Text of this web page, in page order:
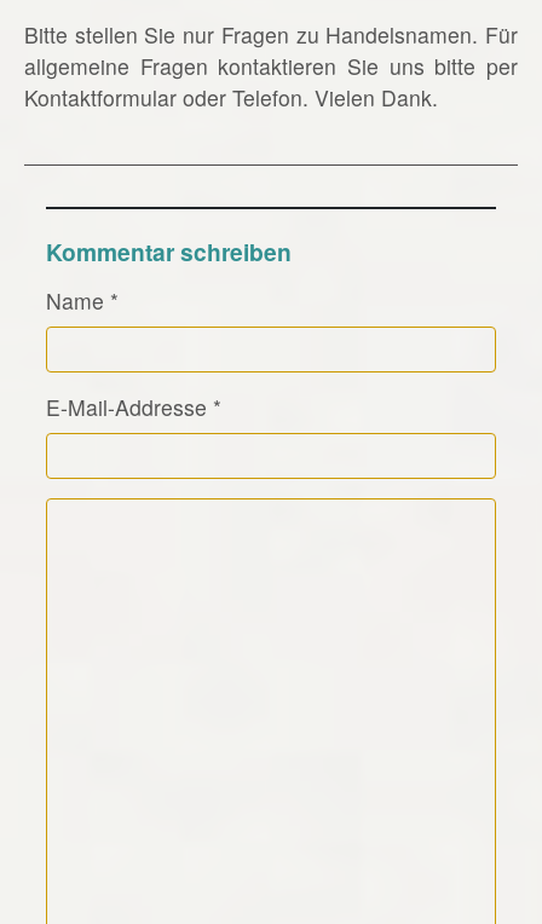
Bitte stellen Sie nur Fragen zu Handelsnamen. Für
allgemeine Fragen kontaktieren Sie uns bitte per
Kontaktformular oder Telefon. Vielen Dank.
Kommentar schreiben
Name *
E-Mail-Addresse *
Kommentar Text